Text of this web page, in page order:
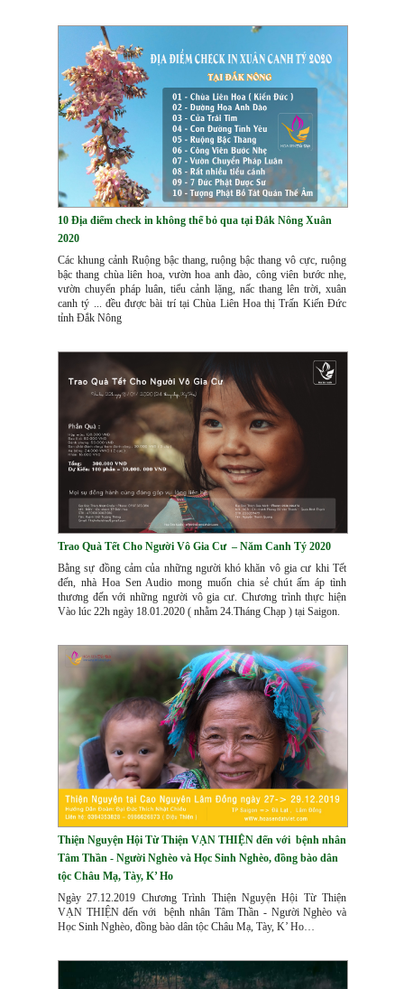
10 Địa điểm check in không thể bỏ qua tại Đắk Nông Xuân
2020
Các khung cảnh Ruộng bậc thang, ruộng bậc thang vô cực, ruộng
bậc thang chùa liên hoa, vườn hoa anh đào, công viên bước nhẹ,
vườn chuyển pháp luân, tiểu cảnh lặng, nấc thang lên trời, xuân
canh tý ... đều được bài trí tại Chùa Liên Hoa thị Trấn Kiến Đức
tỉnh Đắk Nông
Trao Quà Tết Cho Người Vô Gia Cư – Năm Canh Tý 2020
Bằng sự đồng cảm của những người khó khăn vô gia cư khi Tết
đến, nhà Hoa Sen Audio mong muốn chia sẻ chút ấm áp tình
thương đến với những người vô gia cư. Chương trình thực hiện
Vào lúc 22h ngày 18.01.2020 ( nhằm 24.Tháng Chạp ) tại Saigon.
Thiện Nguyện Hội Từ Thiện VẠN THIỆN đến với bệnh nhân
Tâm Thần - Người Nghèo và Học Sinh Nghèo, đồng bào dân
tộc Châu Mạ, Tày, K’ Ho
Ngày 27.12.2019 Chương Trình Thiện Nguyện Hội Từ Thiện
VẠN THIỆN đến với bệnh nhân Tâm Thần - Người Nghèo và
Học Sinh Nghèo, đồng bào dân tộc Châu Mạ, Tày, K’ Ho…